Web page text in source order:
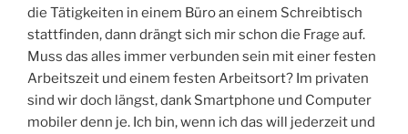
die Tätigkeiten in einem Büro an einem Schreibtisch
stattfinden, dann drängt sich mir schon die Frage auf.
Muss das alles immer verbunden sein mit einer festen
Arbeitszeit und einem festen Arbeitsort? Im privaten
sind wir doch längst, dank Smartphone und Computer
mobiler denn je. Ich bin, wenn ich das will jederzeit und